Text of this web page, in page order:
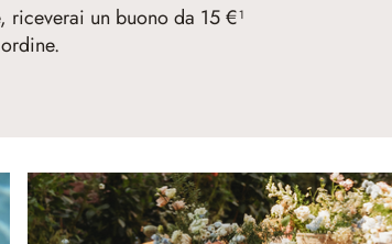
riceverai un buono da 15 €¹